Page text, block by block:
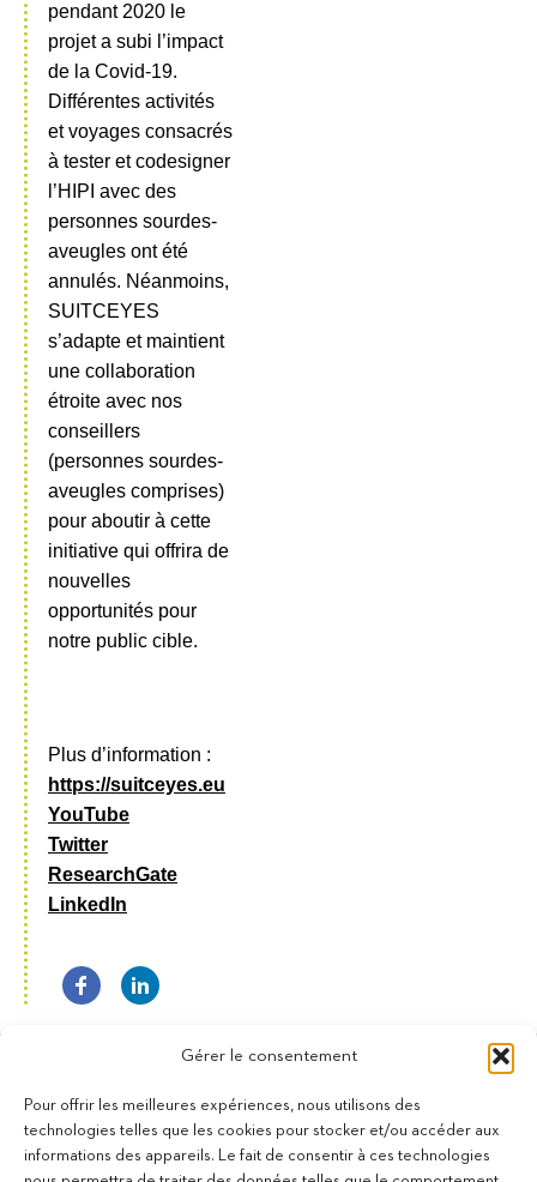
Gérer le consentement
Pour offrir les meilleures expériences, nous utilisons des
technologies telles que les cookies pour stocker et/ou accéder aux
informations des appareils. Le fait de consentir à ces technologies
pendant 2020 le
projet a subi l’impact
de la Covid-19.
Différentes activités
et voyages consacrés
à tester et codesigner
l’HIPI avec des
personnes sourdes-
aveugles ont été
annulés. Néanmoins,
SUITCEYES
s’adapte et maintient
une collaboration
étroite avec nos
conseillers
(personnes sourdes-
aveugles comprises)
pour aboutir à cette
initiative qui offrira de
nouvelles
opportunités pour
notre public cible.
Plus d’information :
https://suitceyes.eu
YouTube
Twitter
ResearchGate
LinkedIn
11 bis Rue des Novalles